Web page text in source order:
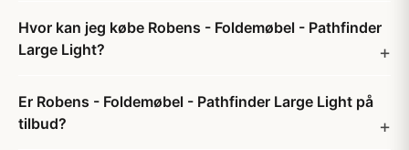
Hvor kan jeg købe Robens - Foldemøbel - Pathfinder
Large Light?
Er Robens - Foldemøbel - Pathfinder Large Light på
tilbud?